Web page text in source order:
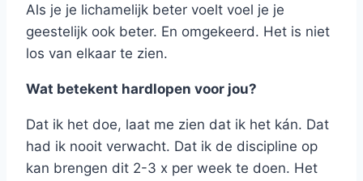
Als je je lichamelijk beter voelt voel je je
geestelijk ook beter. En omgekeerd. Het is niet
los van elkaar te zien.
Wat betekent hardlopen voor jou?
Dat ik het doe, laat me zien dat ik het kán. Dat
had ik nooit verwacht. Dat ik de discipline op
kan brengen dit 2-3 x per week te doen. Het